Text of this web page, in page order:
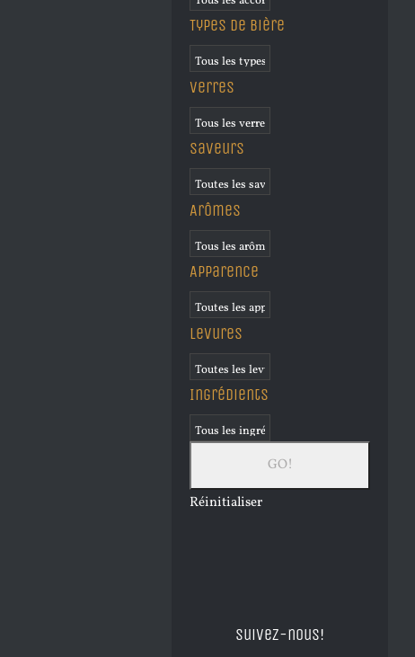
Types de bière
Verres
Saveurs
Arômes
Apparence
Levures
Ingrédients
Réinitialiser
Suivez-nous!